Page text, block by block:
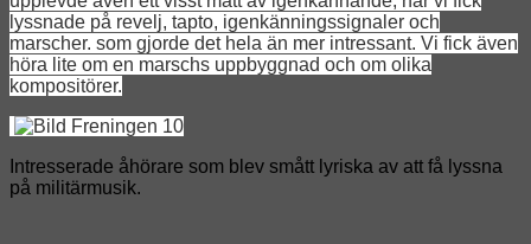
lyssnade på revelj, tapto, igenkänningssignaler och
marscher. som gjorde det hela än mer intressant. Vi fick även
höra lite om en marschs uppbyggnad och om olika
kompositörer.
Intresserade åhörare som blev smått lyriska av att få lyssna
på militärmusik.